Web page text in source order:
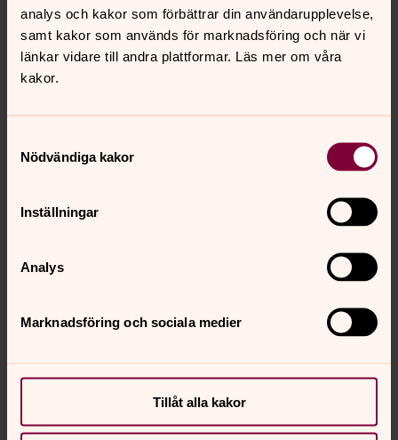
analys och kakor som förbättrar din användarupplevelse,
samt kakor som används för marknadsföring och när vi
länkar vidare till andra plattformar. Läs mer om våra
kakor.
Nödvändiga kakor
Inställningar
Analys
Marknadsföring och sociala medier
Tillåt alla kakor
Stiftspedagog, Skara stift
E-post:
Senast ändrad 23 juni 2026
Synpunkter eller frågor på sidans
innehåll?